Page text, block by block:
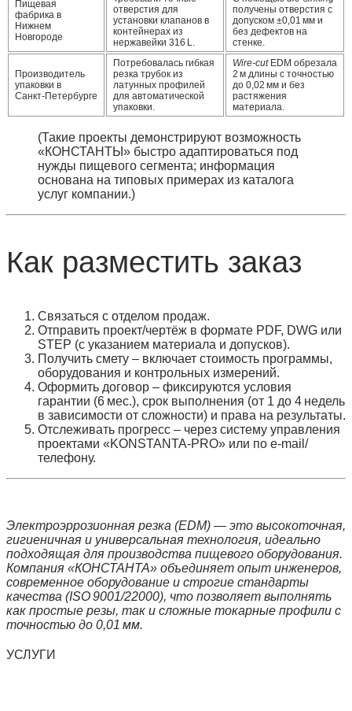
Пищевая
фабрика в
Нижнем
Новгороде
отверстия для
установки клапанов в
контейнерах из
нержавейки 316 L.
получены отверстия с
допуском ±0,01 мм и
без дефектов на
стенке.
Производитель
упаковки в
Санкт‑Петербурге
Потребовалась гибкая
резка трубок из
латунных профилей
для автоматической
упаковки.
Wire‑cutEDM обрезала
2 м длины с точностью
до 0,02 мм и без
растяжения
материала.
(Такие проекты демонстрируют возможность
«КОНСТАНТЫ» быстро адаптироваться под
нужды пищевого сегмента; информация
основана на типовых примерах из каталога
услуг компании.)
Как разместить заказ
Связаться с отделом продаж.
Отправить проект/чертёж в формате PDF, DWG или
STEP (с указанием материала и допусков).
Получить смету – включает стоимость программы,
оборудования и контрольных измерений.
Оформить договор – фиксируются условия
гарантии (6 мес.), срок выполнения (от 1 до 4 недель
в зависимости от сложности) и права на результаты.
Отслеживать прогресс – через систему управления
проектами «KONSTANTA‑PRO» или по e‑mail/
телефону.
Электроэррозионная резка (EDM) — это высокоточная,
гигиеничная и универсальная технология, идеально
подходящая для производства пищевого оборудования.
Компания «КОНСТАНТА» объединяет опыт инженеров,
современное оборудование и строгие стандарты
качества (ISO 9001/22000), что позволяет выполнять
как простые резы, так и сложные токарные профили с
точностью до 0,01 мм.
УСЛУГИ